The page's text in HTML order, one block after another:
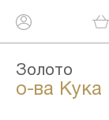
Золото
о-ва Кука